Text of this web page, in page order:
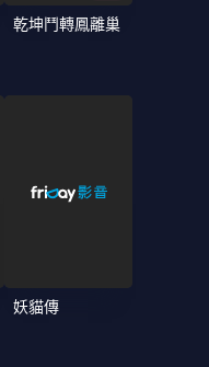
乾坤鬥轉鳳離巢
妖貓傳